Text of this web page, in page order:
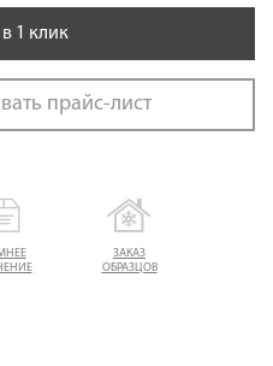
ЗАКАЗ
ОБРАЗЦОВ
1 клик
прайс-лист